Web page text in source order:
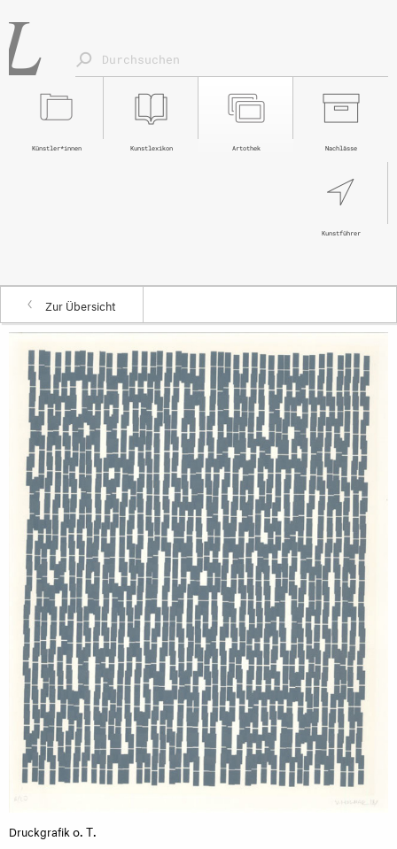
Nachlässe
Artothek
Kunstlexikon
Künstler*innen
Kunstführer
Zur Übersicht
Druckgrafik o. T.